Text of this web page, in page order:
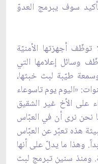
سوف يبرمج العدوّ
أجهزتها الأمنيّة
وسائل إعلامها التي
طيّبة لبث خبثها،
«الیوم یوم تاسوعاء
على الأخ غير الشقيق
نحن نرى أن في العبّاس
هذه تعبّر عن العبّاس
وهذا ما يدلّ على أنها
ومنذ سنين تبرمج لبث